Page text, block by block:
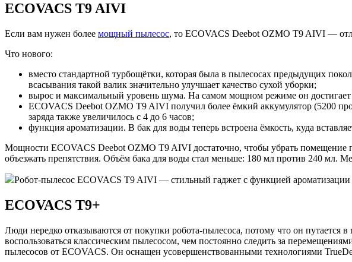
ECOVACS T9 AIVI
Если вам нужен более мощный пылесос, то ECOVACS Deebot OZMO T9 AIVI —
Что нового:
вместо стандартной турбощётки, которая была в пылесосах предыдущих
всасывания такой валик значительно улучшает качество сухой уборки;
вырос и максимальный уровень шума. На самом мощном режиме он достигает
ECOVACS Deebot OZMO T9 AIVI получил более ёмкий аккумулятор (5200
заряда также увеличилось с 4 до 6 часов;
функция ароматизации. В бак для воды теперь встроена ёмкость, куда
Мощности ECOVACS Deebot OZMO T9 AIVI достаточно, чтобы убрать помещение
объезжать препятствия. Объём бака для воды стал меньше: 180 мл против 240 мл.
Робот-пылесос ECOVACS T9 AIVI — стильный гаджет с функцией
ECOVACS T9+
Люди нередко отказываются от покупки робота-пылесоса, потому что он путается
воспользоваться классическим пылесосом, чем постоянно следить за
пылесосов от ECOVACS. Он оснащен усовершенствованными технологиями